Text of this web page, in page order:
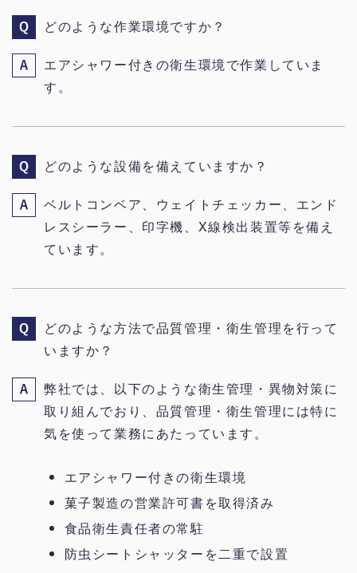
どのような作業環境ですか？
エアシャワー付きの衛生環境で作業していま
す。
どのような設備を備えていますか？
ベルトコンベア、ウェイトチェッカー、エンド
レスシーラー、印字機、X線検出装置等を備え
ています。
どのような方法で品質管理・衛生管理を行って
いますか？
弊社では、以下のような衛生管理・異物対策に
取り組んでおり、品質管理・衛生管理には特に
気を使って業務にあたっています。
エアシャワー付きの衛生環境
菓子製造の営業許可書を取得済み
食品衛生責任者の常駐
防虫シートシャッターを二重で設置